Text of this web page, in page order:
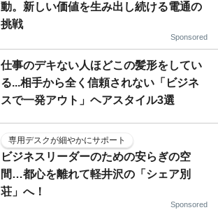
動。新しい価値を生み出し続ける電通の
挑戦
Sponsored
仕事のデキない人ほどこの髪形をしてい
る...相手から全く信頼されない「ビジネ
スで一発アウト」ヘアスタイル3選
専用デスクが細やかにサポート
ビジネスリーダーのための安らぎの空
間…都心を離れて軽井沢の「シェア別
荘」へ！
Sponsored